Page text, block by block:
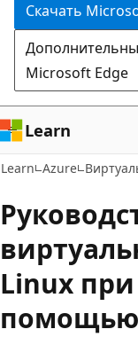
Скачать
Microsoft Edge
Learn
Learn Azure
Linux при
помощью